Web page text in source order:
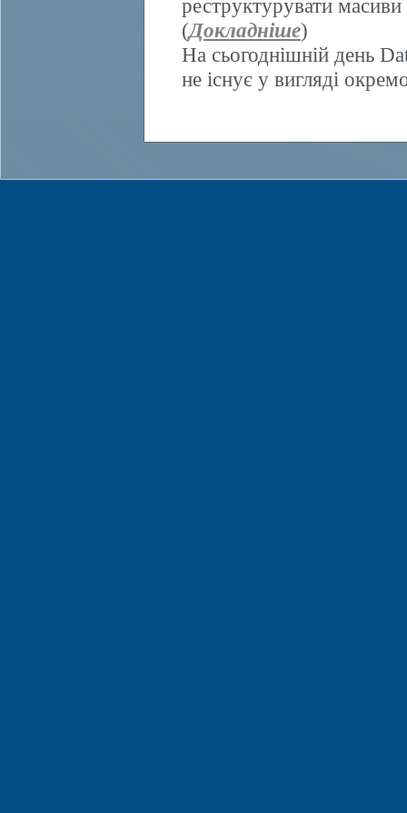
реструктурувати масиви
(Докладніше)
На сьогоднішній день
не існує у вигляді